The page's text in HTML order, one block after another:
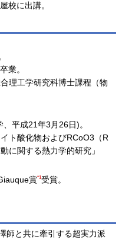
校に出講。
業。
理工学研究科博士課程（物
平成21年3月26日)。
イト酸化物およびRCoO3（R
に関する熱力学的研究」
賞*1受賞。
師と共に牽引する超実力派